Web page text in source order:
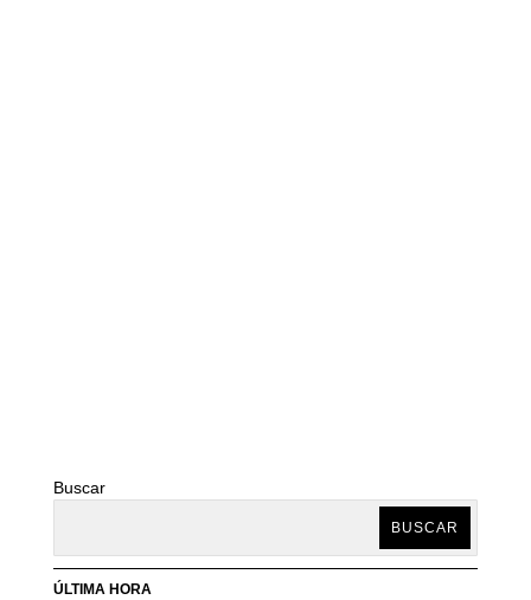
Buscar
BUSCAR
ÚLTIMA HORA